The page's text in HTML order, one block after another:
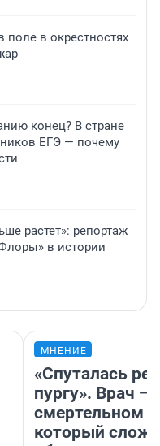
в окрестностях
конец? В стране
ЕГЭ — почему
растет»: репортаж
в истории
МНЕНИЕ
«Спуталась
пургу». Врач —
смертельном
который